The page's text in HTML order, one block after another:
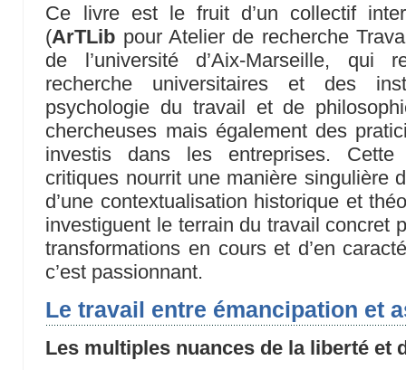
Ce livre est le fruit d’un collectif
(ArTLib pour Atelier de recherche
de l’université d’Aix-Marseille, qui
recherche universitaires et des
psychologie du travail et de
chercheuses mais également des
investis dans les entreprises. Cette
critiques nourrit une manière singulière
d’une contextualisation historique et
investiguent le terrain du travail concret
transformations en cours et d’en
c’est passionnant.
Le travail entre émancipation et
Les multiples nuances de la liberté et